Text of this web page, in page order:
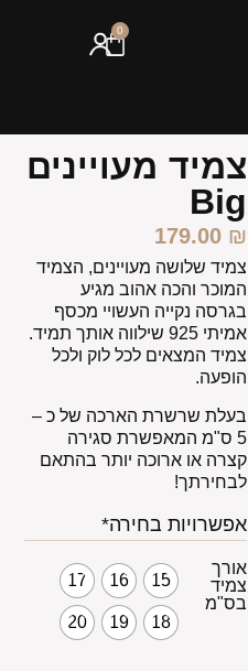
0
צמיד מעויינים
Big
179.00 ₪
צמיד שלושה מעויינים, הצמיד
המוכר והכה אהוב מגיע
בגרסה נקייה העשויי מכסף
אמיתי 925 שילווה אותך תמיד.
צמיד המצאים לכל לוק ולכל
הופעה.
בעלת שרשרת הארכה של כ –
5 ס"מ המאפשרת סגירה
קצרה או ארוכה יותר בהתאם
לבחירתך!
אפשרויות בחירה*
אורך
צמיד
בס"מ
15
16
17
18
19
20